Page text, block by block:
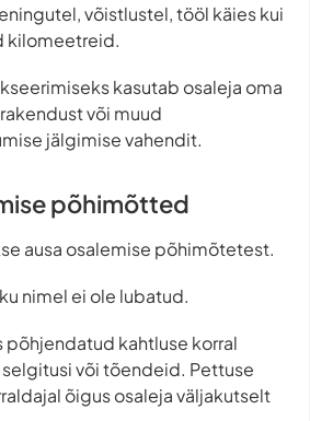
võistlustel, tööl käies kui
kilomeetreid.
kasutab osaleja oma
või muud
jälgimise vahendit.
põhimõtted
ausa osalemise põhimõtetest.
nimel ei ole lubatud.
põhjendatud kahtluse korral
või tõendeid. Pettuse
õigus osaleja väljakutselt